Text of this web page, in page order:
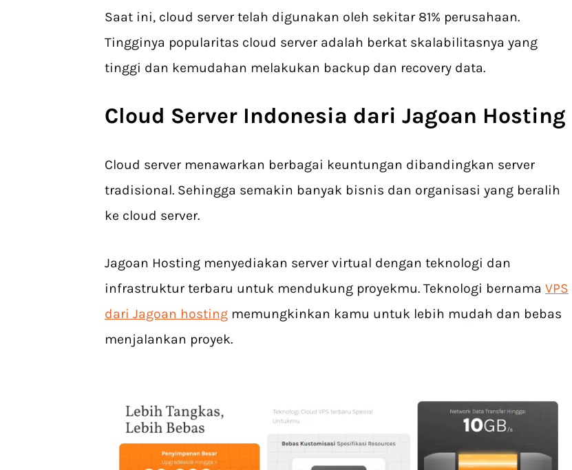
Saat ini, cloud server telah digunakan oleh sekitar 81% perusahaan.
Tingginya popularitas cloud server adalah berkat skalabilitasnya yang
tinggi dan kemudahan melakukan backup dan recovery data.
Cloud Server Indonesia dari Jagoan Hosting
Cloud server menawarkan berbagai keuntungan dibandingkan server
tradisional. Sehingga semakin banyak bisnis dan organisasi yang beralih
ke cloud server.
Jagoan Hosting menyediakan server virtual dengan teknologi dan
infrastruktur terbaru untuk mendukung proyekmu. Teknologi bernama VPS
dari Jagoan hosting memungkinkan kamu untuk lebih mudah dan bebas
menjalankan proyek.